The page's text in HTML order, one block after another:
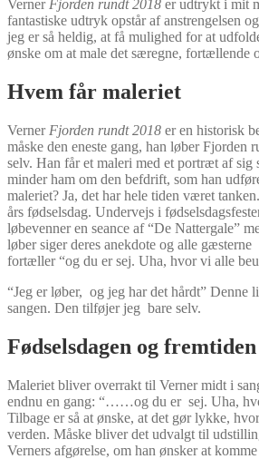
VernerFjorden rundt 2018 er udtrykt i mit
fantastiske udtryk opstår af anstrengelsen
jeg er så heldig, at få mulighed for at
ønske om at male det særegne, fortællende
Hvem får maleriet
Verner Fjorden rundt 2018 er en historisk
måske den eneste gang, han løber Fjorden
selv. Han får et maleri med et portræt af sig
minder ham om den befdrift, som han
maleriet? Ja, det har hele tiden været
års fødselsdag. Undervejs i
løbevenner en seance af “De Nattergale”
løber siger deres anekdote og alle
fortæller “og du er sej. Uha, hvor vi alle
“Jeg er løber, og jeg har det hårdt” Denne
sangen. Den tilføjer jeg bare selv.
Fødselsdagen og fremtiden
Maleriet bliver overrakt til Verner midt i
endnu en gang: “……og du er sej. Uha,
Tilbage er så at ønske, at det gør lykke,
verden. Måske bliver det udvalgt til
Verners afgørelse, om han ønsker at